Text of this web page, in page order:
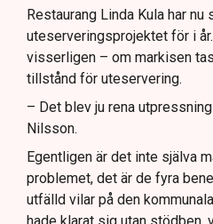
Restaurang Linda Kula har nu
uteserveringsprojektet för i
visserligen – om markisen
tillstånd för uteservering.
– Det blev ju rena
Nilsson.
Egentligen är det inte själva
problemet, det är de fyra
utfälld vilar på den